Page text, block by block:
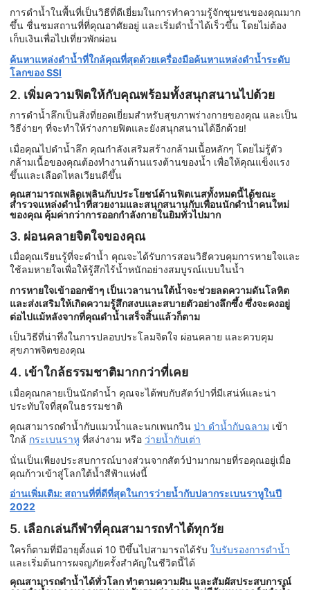
การดำน้ำในพื้นที่เป็นวิธีที่ดีเยี่ยมในการทำความรู้จักชุมชนของคุณมาก
ขึ้น ชื่นชมสถานที่ที่คุณอาศัยอยู่ และเริ่มดำน้ำได้เร็วขึ้น โดยไม่ต้อง
เก็บเงินเพื่อไปเที่ยวพักผ่อน
ค้นหาแหล่งดำน้ำที่ใกล้คุณที่สุดด้วยเครื่องมือค้นหาแหล่งดำน้ำระดับ
โลกของ SSI
2. เพิ่มความฟิตให้กับคุณพร้อมทั้งสนุกสนานไปด้วย
การดำน้ำลึกเป็นสิ่งที่ยอดเยี่ยมสำหรับสุขภาพร่างกายของคุณ และเป็น
วิธีง่ายๆ ที่จะทำให้ร่างกายฟิตและยังสนุกสนานได้อีกด้วย!
เมื่อคุณไปดำน้ำลึก คุณกำลังเสริมสร้างกล้ามเนื้อหลักๆ โดยไม่รู้ตัว
กล้ามเนื้อของคุณต้องทำงานต้านแรงต้านของน้ำ เพื่อให้คุณแข็งแรง
ขึ้นและเลือดไหลเวียนดีขึ้น
คุณสามารถเพลิดเพลินกับประโยชน์ด้านฟิตเนสทั้งหมดนี้ได้ขณะ
สำรวจแหล่งดำน้ำที่สวยงามและสนุกสนานกับเพื่อนนักดำน้ำคนใหม่
ของคุณ คุ้มค่ากว่าการออกกำลังกายในยิมทั่วไปมาก
3. ผ่อนคลายจิตใจของคุณ
เมื่อคุณเรียนรู้ที่จะดำน้ำ คุณจะได้รับการสอนวิธีควบคุมการหายใจและ
ใช้ลมหายใจเพื่อให้รู้สึกไร้น้ำหนักอย่างสมบูรณ์แบบในน้ำ
การหายใจเข้าออกช้าๆ เป็นเวลานานใต้น้ำจะช่วยลดความดันโลหิต
และส่งเสริมให้เกิดความรู้สึกสงบและสบายตัวอย่างลึกซึ้ง ซึ่งจะคงอยู่
ต่อไปแม้หลังจากที่คุณดำน้ำเสร็จสิ้นแล้วก็ตาม
เป็นวิธีที่น่าทึ่งในการปลอบประโลมจิตใจ ผ่อนคลาย และควบคุม
สุขภาพจิตของคุณ
4. เข้าใกล้ธรรมชาติมากกว่าที่เคย
เมื่อคุณกลายเป็นนักดำน้ำ คุณจะได้พบกับสัตว์ป่าที่มีเสน่ห์และน่า
ประทับใจที่สุดในธรรมชาติ
คุณสามารถดำน้ำกับแมวน้ำและนกเพนกวิน ป่า ดำน้ำกับฉลาม เข้า
ใกล้ กระเบนราหู ที่สง่างาม หรือ ว่ายน้ำกับเต่า
นั่นเป็นเพียงประสบการณ์บางส่วนจากสัตว์ป่ามากมายที่รอคุณอยู่เมื่อ
คุณก้าวเข้าสู่โลกใต้น้ำสีฟ้าแห่งนี้
อ่านเพิ่มเติม: สถานที่ที่ดีที่สุดในการว่ายน้ำกับปลากระเบนราหูในปี
2022
5. เลือกเล่นกีฬาที่คุณสามารถทำได้ทุกวัย
ใครก็ตามที่มีอายุตั้งแต่ 10 ปีขึ้นไปสามารถได้รับ ใบรับรองการดำน้ำ
และเริ่มต้นการผจญภัยครั้งสำคัญในชีวิตนี้ได้
คุณสามารถดำน้ำได้ทั่วโลก ทำตามความฝัน และสัมผัสประสบการณ์